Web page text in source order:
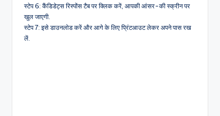
स्टेप 6: कैंडिडेट्स रिस्पोंस टैब पर क्लिक करें, आपकी आंसर-की स्क्रीन पर
खुल जाएगी.
स्टेप 7: इसे डाउनलोड करें और आगे के लिए प्रिंटआउट लेकर अपने पास रख
लें.